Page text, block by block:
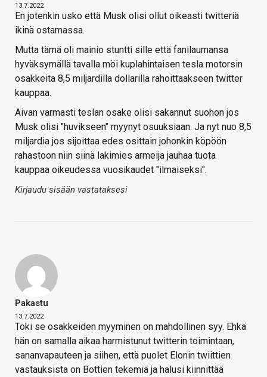
13.7.2022
En jotenkin usko että Musk olisi ollut oikeasti twitteriä
ikinä ostamassa.
Mutta tämä oli mainio stuntti sille että fanilaumansa
hyväksymällä tavalla möi kuplahintaisen tesla motorsin
osakkeita 8,5 miljardilla dollarilla rahoittaakseen twitter
kauppaa.
Aivan varmasti teslan osake olisi sakannut suohon jos
Musk olisi "huvikseen" myynyt osuuksiaan. Ja nyt nuo 8,5
miljardia jos sijoittaa edes osittain johonkin köpöön
rahastoon niin siinä lakimies armeija jauhaa tuota
kauppaa oikeudessa vuosikaudet "ilmaiseksi".
Kirjaudu sisään vastataksesi
Pakastu
13.7.2022
Toki se osakkeiden myyminen on mahdollinen syy. Ehkä
hän on samalla aikaa harmistunut twitterin toimintaan,
sananvapauteen ja siihen, että puolet Elonin twiittien
vastauksista on Bottien tekemiä ja halusi kiinnittää